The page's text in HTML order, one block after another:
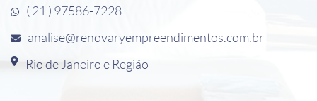
( 21 ) 97586-7228
analise@renovaryempreendimentos.com.br
Rio de Janeiro e Região